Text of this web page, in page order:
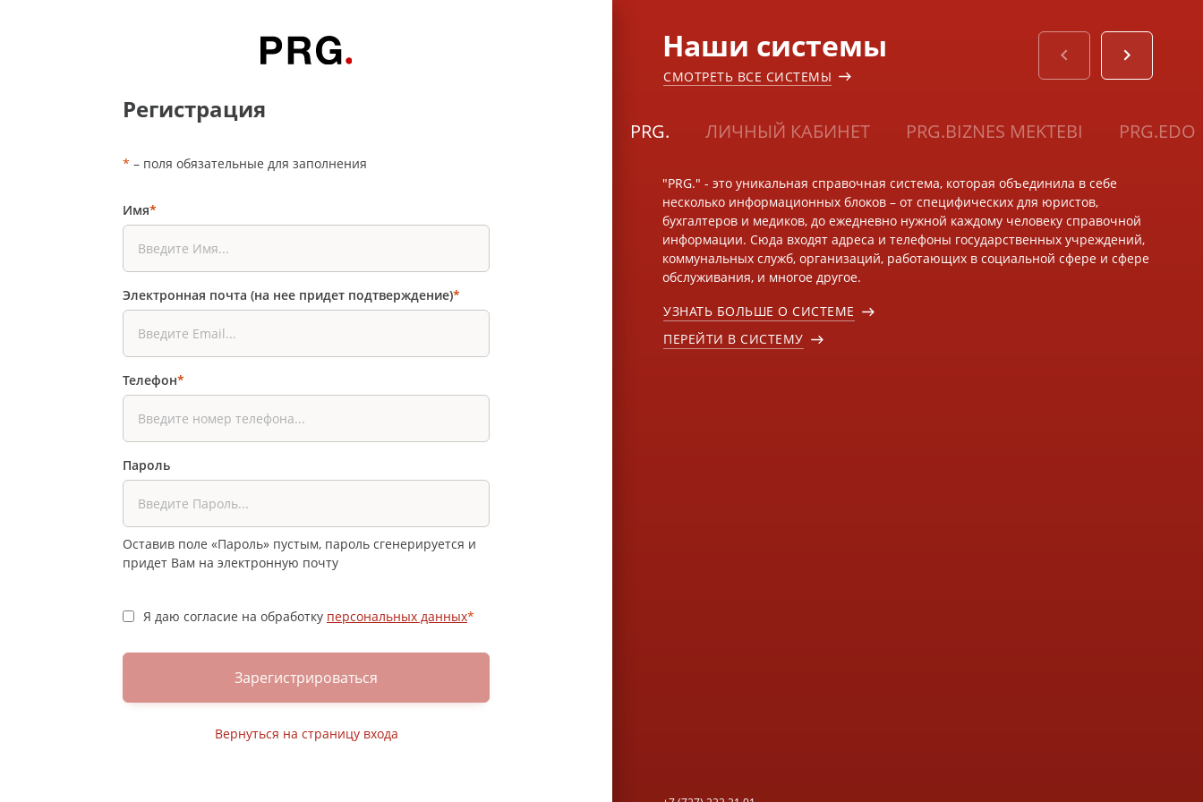
Регистрация
* – поля обязательные для заполнения
Имя*
Электронная почта (на нее придет подтверждение)*
Телефон*
Пароль
Оставив поле «Пароль» пустым, пароль сгенерируется и
придет Вам на электронную почту
Я даю согласие на обработку персональных данных*
Зарегистрироваться
Вернуться на страницу входа
Наши системы
СМОТРЕТЬ ВСЕ СИСТЕМЫ
PRG. ЛИЧНЫЙ КАБИНЕТ PRG.BIZNES MEKTEBI PRG.EDO
"PRG." - это уникальная справочная система, которая объединила в себе
несколько информационных блоков – от специфических для юристов,
бухгалтеров и медиков, до ежедневно нужной каждому человеку справочной
информации. Сюда входят адреса и телефоны государственных учреждений,
коммунальных служб, организаций, работающих в социальной сфере и сфере
обслуживания, и многое другое.
УЗНАТЬ БОЛЬШЕ О СИСТЕМЕ
ПЕРЕЙТИ В СИСТЕМУ